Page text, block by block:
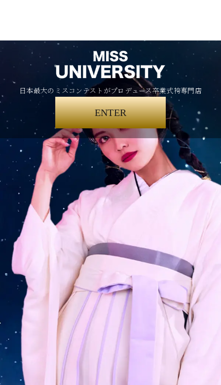
日本最大のミスコンテストがプロデュース卒業式袴専門店
ENTER